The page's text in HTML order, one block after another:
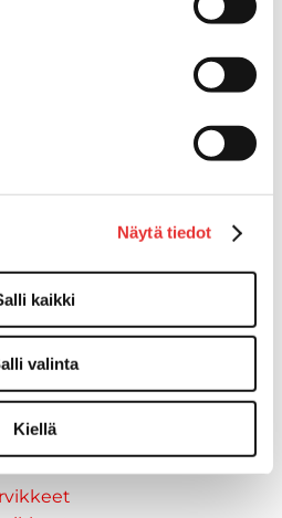
Näytä tiedot
kaikki
valinta
Kiellä
mallit
& tarvikkeet